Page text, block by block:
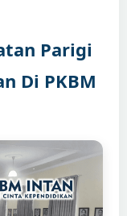
Parigi
Di PKBM